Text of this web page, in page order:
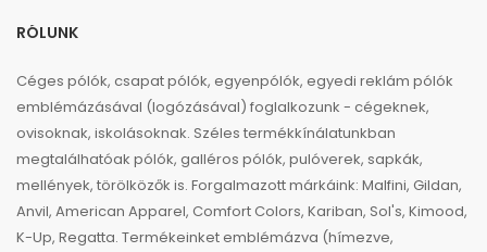
RÓLUNK
Céges pólók, csapat pólók, egyenpólók, egyedi reklám pólók
emblémázásával (logózásával) foglalkozunk - cégeknek,
ovisoknak, iskolásoknak. Széles termékkínálatunkban
megtalálhatóak pólók, galléros pólók, pulóverek, sapkák,
mellények, törölközők is. Forgalmazott márkáink: Malfini, Gildan,
Anvil, American Apparel, Comfort Colors, Kariban, Sol's, Kimood,
K-Up, Regatta. Termékeinket emblémázva (hímezve,